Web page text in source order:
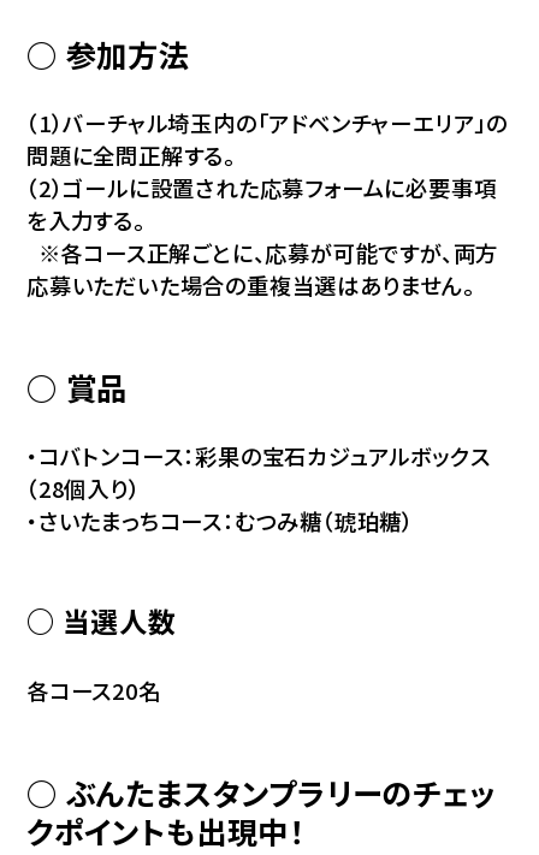
○ 参加方法
（1）バーチャル埼玉内の「アドベンチャーエリア」の
問題に全問正解する。
（2）ゴールに設置された応募フォームに必要事項
を入力する。
※各コース正解ごとに、応募が可能ですが、両方
応募いただいた場合の重複当選はありません。
○ 賞品
・コバトンコース：彩果の宝石カジュアルボックス
（28個入り）
・さいたまっちコース：むつみ糖（琥珀糖）
○ 当選人数
各コース20名
○ ぶんたまスタンプラリーのチェッ
クポイントも出現中！